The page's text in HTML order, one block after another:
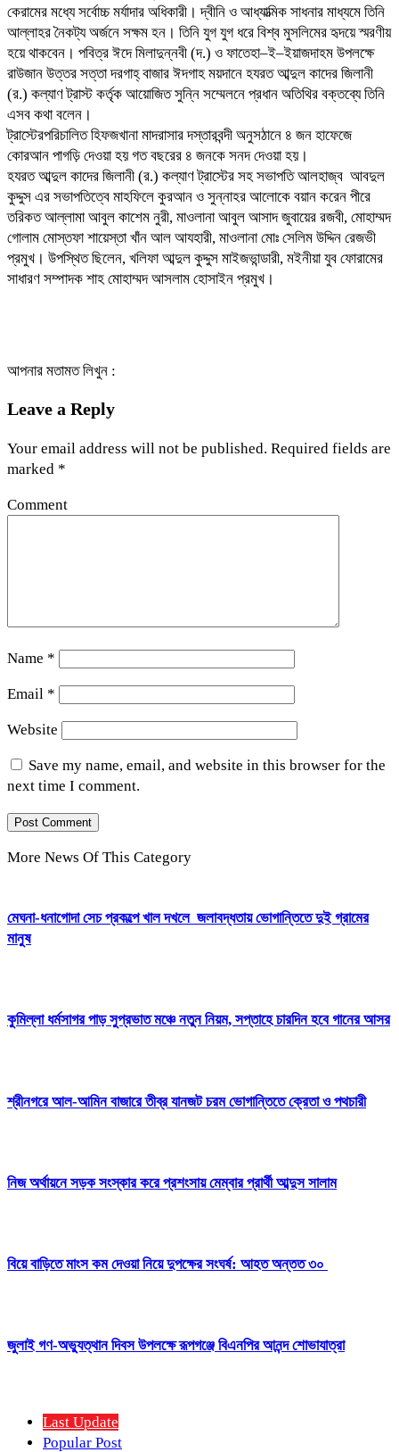
কেরামের মধ্যে সর্বোচ্চ মর্যাদার অধিকারী। দ্বীনি ও আধ্যাত্মিক সাধনার মাধ্যমে তিনি
আল্লাহর নৈকট্য অর্জনে সক্ষম হন। তিনি যুগ যুগ ধরে বিশ্ব মুসলিমের হৃদয়ে স্মরণীয়
হয়ে থাকবেন। পবিত্র ঈদে মিলাদুন্নবী (দ.) ও ফাতেহা–ই–ইয়াজদাহম উপলক্ষে
রাউজান উত্তর সত্তা দরগাহ্ বাজার ঈদগাহ ময়দানে হযরত আব্দুল কাদের জিলানী
(র.) কল্যাণ ট্রাস্ট কর্তৃক আয়োজিত সুন্নি সম্মেলনে প্রধান অতিথির বক্তব্যে তিনি
এসব কথা বলেন।
ট্রাস্টেরপরিচালিত হিফজখানা মাদরাসার দস্তারবন্দী অনুসঠানে ৪ জন হাফেজে
কোরআন পাগড়ি দেওয়া হয় গত বছরের ৪ জনকে সনদ দেওয়া হয়।
হযরত আব্দুল কাদের জিলানী (র.) কল্যাণ ট্রাস্টের সহ সভাপতি আলহাজ্ব আবদুল
কুদ্দুস এর সভাপতিত্বে মাহফিলে কুরআন ও সুন্নাহর আলোকে বয়ান করেন পীরে
তরিকত আল্লামা আবুল কাশেম নুরী, মাওলানা আবুল আসাদ জুবায়ের রজবী, মোহাম্মদ
গোলাম মোস্তফা শায়েস্তা খাঁন আল আযহারী, মাওলানা মোঃ সেলিম উদ্দিন রেজভী
প্রমুখ। উপস্থিত ছিলেন, খলিফা আব্দুল কুদ্দুস মাইজভান্ডারী, মইনীয়া যুব ফোরামের
সাধারণ সম্পাদক শাহ মোহাম্মদ আসলাম হোসাইন প্রমুখ।
আপনার মতামত লিখুন :
Leave a Reply
Your email address will not be published. Required fields are
marked *
Comment
Name *
Email *
Website
Save my name, email, and website in this browser for the
next time I comment.
More News Of This Category
মেঘনা-ধনাগোদা সেচ প্রকল্পে খাল দখলে জলাবদ্ধতায় ভোগান্তিতে দুই গ্রামের
মানুষ
কুমিল্লা ধর্মসাগর পাড় সুপ্রভাত মঞ্চে নতুন নিয়ম, সপ্তাহে চারদিন হবে গানের আসর
শ্রীনগরে আল-আমিন বাজারে তীব্র যানজট চরম ভোগান্তিতে ক্রেতা ও পথচারী
নিজ অর্থায়নে সড়ক সংস্কার করে প্রশংসায় মেম্বার প্রার্থী আব্দুস সালাম
বিয়ে বাড়িতে মাংস কম দেওয়া নিয়ে দুপক্ষের সংঘর্ষ: আহত অন্তত ৩০ ​
জুলাই গণ-অভ্যুত্থান দিবস উপলক্ষে রূপগঞ্জে বিএনপির আনন্দ শোভাযাত্রা
Last Update
Popular Post